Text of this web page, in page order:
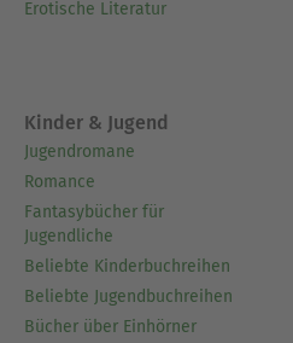
Erotische Literatur
Kinder & Jugend
Jugendromane
Romance
Fantasybücher für
Jugendliche
Beliebte Kinderbuchreihen
Beliebte Jugendbuchreihen
Bücher über Einhörner